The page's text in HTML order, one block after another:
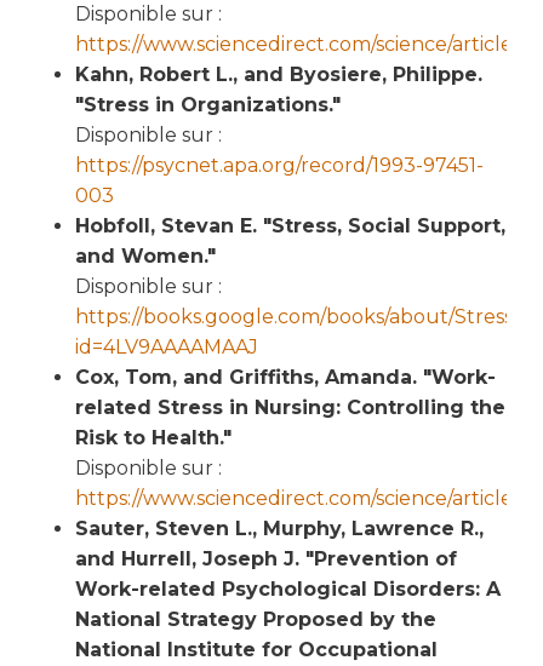
Disponible sur :
https://www.sciencedirect.com/science/article/
Kahn, Robert L., and Byosiere, Philippe.
"Stress in Organizations."
Disponible sur :
https://psycnet.apa.org/record/1993-97451-
003
Hobfoll, Stevan E. "Stress, Social Support,
and Women."
Disponible sur :
https://books.google.com/books/about/
id=4LV9AAAAMAAJ
Cox, Tom, and Griffiths, Amanda. "Work-
related Stress in Nursing: Controlling the
Risk to Health."
Disponible sur :
https://www.sciencedirect.com/science/article/
Sauter, Steven L., Murphy, Lawrence R.,
and Hurrell, Joseph J. "Prevention of
Work-related Psychological Disorders: A
National Strategy Proposed by the
National Institute for Occupational